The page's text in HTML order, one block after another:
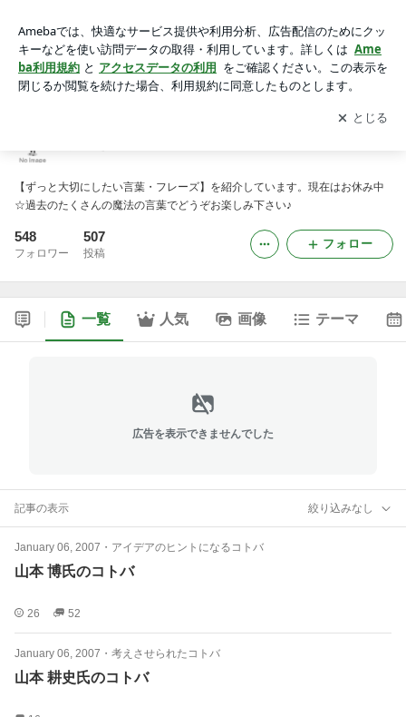
アプリをダウンロードして ブログの更新通知
を受け取りまし
ょう。
開く
【ずっと大切にしたい言葉・フレーズ】を紹介しています。現在はお休み中
☆過去のたくさんの魔法の言葉でどうぞお楽しみ下さい♪
548
フォロワー
507
投稿
フォロー
一覧 人気 画像 テーマ
広告を表示できませんでした
記事の表示 絞り込みなし
January 06, 2007 ・ アイデアのヒントになるコトバ
山本 博氏のコトバ
26 52
January 06, 2007 ・ 考えさせられたコトバ
山本 耕史氏のコトバ